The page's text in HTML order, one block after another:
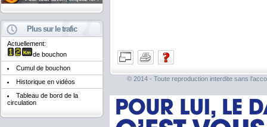
Plus sur le trafic
Actuellement:
de bouchon
Cumul de bouchon
Historique en vidéos
Tableau de bord de la
circulation
© 2014 - Toute reproduction interdite sans